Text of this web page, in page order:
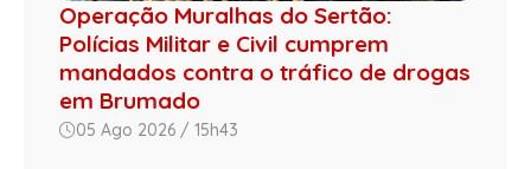
Operação Muralhas do Sertão:
Polícias Militar e Civil cumprem
mandados contra o tráfico de drogas
em Brumado
05 Ago 2026 / 15h43